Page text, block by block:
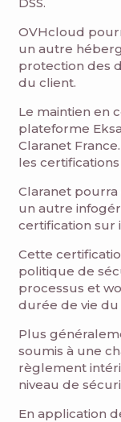
OVHcloud
un autre
protection des
du client.
Le maintien en
plateforme
Claranet
les certifications
Claranet
un autre
certification sur
Cette
politique de
processus et
durée de vie du
Plus
soumis à une
règlement
niveau de
En application